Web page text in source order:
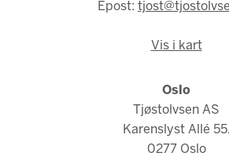
Epost:
Vis i kart
Oslo
Tjøstolvsen AS
Karenslyst Allé 55,
0277 Oslo